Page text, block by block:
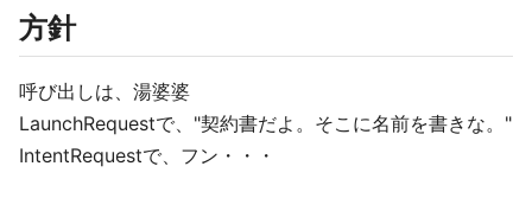
方針
呼び出しは、湯婆婆
LaunchRequestで、"契約書だよ。そこに名前を書きな。"
IntentRequestで、フン・・・